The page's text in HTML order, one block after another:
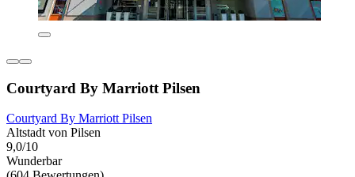
Courtyard By Marriott Pilsen
Courtyard By Marriott Pilsen
Altstadt von Pilsen
9,0/10
Wunderbar